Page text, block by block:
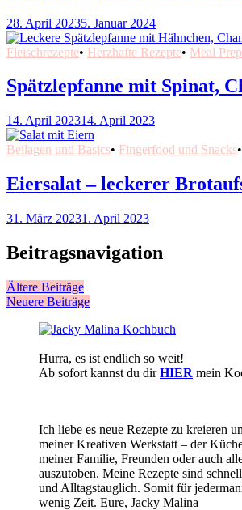
28. April 20235. Januar 2024
Fleischrezepte• Herzhafte Rezepte• Meal
Spätzlepfanne mit Spinat,
14. April 202314. April 2023
Beilagen und Basics• Fingerfood und Snacks•
Eiersalat – leckerer
31. März 20231. April 2023
Beitragsnavigation
Ältere Beiträge
Neuere Beiträge
Hurra, es ist endlich so weit!
Ab sofort kannst du dirHIER mein
Ich liebe es neue Rezepte zu kreieren
meiner Kreativen Werkstatt – der
meiner Familie, Freunden oder auch
auszutoben. Meine Rezepte sind
und Alltagstauglich. Somit für
wenig Zeit. Eure, Jacky Malina